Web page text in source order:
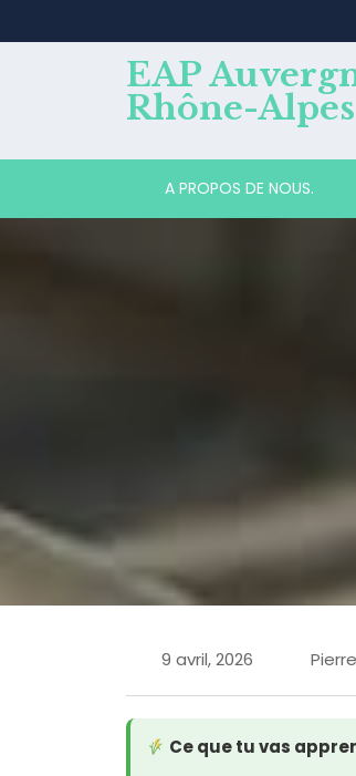
EAP
Rhône-Alpes
A PROPOS DE NOUS.
9 avril, 2026 Pierre
Ce que tu vas